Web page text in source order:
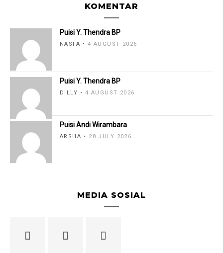
KOMENTAR
Puisi Y. Thendra BP
NASFA 4 AUGUST 2026
Puisi Y. Thendra BP
DILLY 4 AUGUST 2026
Puisi Andi Wirambara
ARSHA 28 JULY 2026
MEDIA SOSIAL